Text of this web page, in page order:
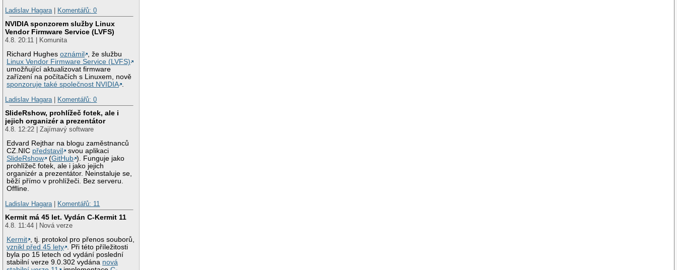
Ladislav Hagara| Komentářů: 0
NVIDIA sponzorem služby Linux
Vendor Firmware Service (LVFS)
4.8. 20:11 | Komunita
Richard Hughesoznámil
, že službu
Linux Vendor Firmware Service (LVFS)
umožňující aktualizovat firmware
zařízení na počítačích s Linuxem, nově
sponzoruje také společnost NVIDIA .
Ladislav Hagara| Komentářů: 0
SlideRshow, prohlížeč fotek, ale i
jejich organizér a prezentátor
4.8. 12:22 | Zajímavý software
Edvard Rejthar na blogu zaměstnanců
CZ.NIC představil
svou aplikaci
SlideRshow
(GitHub ). Funguje jako
prohlížeč fotek, ale i jako jejich
organizér a prezentátor. Neinstaluje se,
běží přímo v prohlížeči. Bez serveru.
Offline.
Ladislav Hagara| Komentářů: 11
Kermit má 45 let. Vydán C-Kermit 11
4.8. 11:44 | Nová verze
Kermit , tj. protokol pro přenos souborů,
vznikl před 45 lety . Při této příležitosti
byla po 15 letech od vydání poslední
stabilní verze 9.0.302 vydána nová